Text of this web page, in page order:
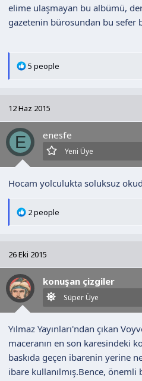
elime ulaşmayan bu albümü,
gazetenin bürosundan bu sefer
T
i
l
e
r
5 people
12 Haz 2015
E enesfe
Yeni Üye
Hocam yolculukta soluksuz
T
i
l
e
r
2 people
26 Eki 2015
konuşan çizgiler
Süper Üye
Yılmaz Yayınları'ndan çıkan
maceranın en son karesindeki
baskıda geçen ibarenin yerine
ibare kullanılmış.Bence,